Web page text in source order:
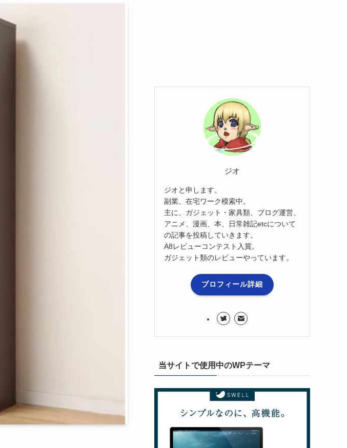
ジオ
ジオと申します。
副業、在宅ワーク模索中。
主に、ガジェット・家具類、ブログ運営、
アニメ、漫画、本、日常雑記etcについて
の記事を投稿していきます。
A8レビューコンテスト入賞。
ガジェット類のレビューやっています。
プロフィール詳細
当サイトで使用中のWPテーマ